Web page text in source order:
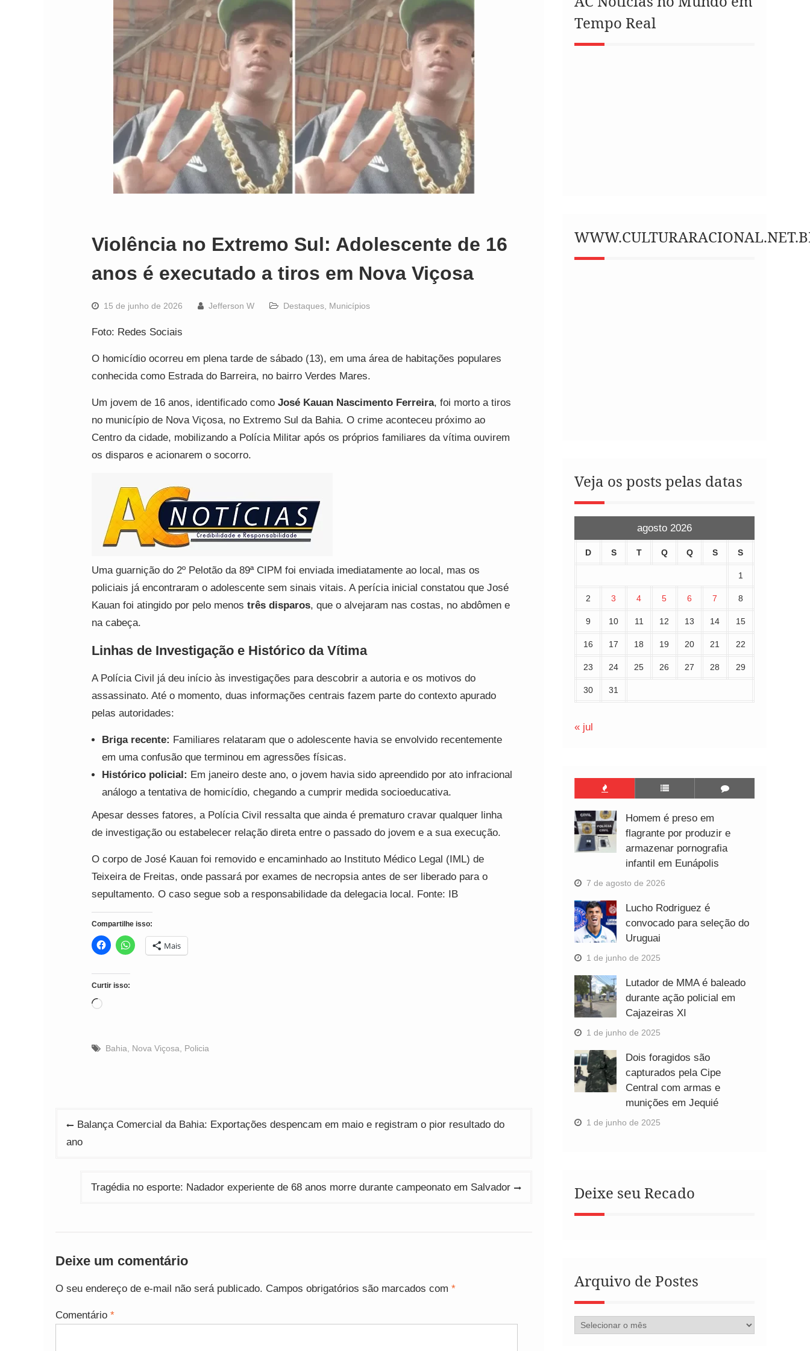
Violência no Extremo Sul: Adolescente de 16
anos é executado a tiros em Nova Viçosa
15 de junho de 2026 Jefferson W Destaques Municípios
Foto: Redes Sociais
O homicídio ocorreu em plena tarde de sábado (13), em uma área de habitações populares
conhecida como Estrada do Barreira, no bairro Verdes Mares.
Um jovem de 16 anos, identificado como José Kauan Nascimento Ferreira, foi morto a tiros
no município de Nova Viçosa, no Extremo Sul da Bahia. O crime aconteceu próximo ao
Centro da cidade, mobilizando a Polícia Militar após os próprios familiares da vítima ouvirem
os disparos e acionarem o socorro.
Uma guarnição do 2º Pelotão da 89ª CIPM foi enviada imediatamente ao local, mas os
policiais já encontraram o adolescente sem sinais vitais. A perícia inicial constatou que José
Kauan foi atingido por pelo menos três disparos, que o alvejaram nas costas, no abdômen e
na cabeça.
Linhas de Investigação e Histórico da Vítima
A Polícia Civil já deu início às investigações para descobrir a autoria e os motivos do
assassinato. Até o momento, duas informações centrais fazem parte do contexto apurado
pelas autoridades:
Briga recente: Familiares relataram que o adolescente havia se envolvido recentemente
em uma confusão que terminou em agressões físicas.
Histórico policial: Em janeiro deste ano, o jovem havia sido apreendido por ato infracional
análogo a tentativa de homicídio, chegando a cumprir medida socioeducativa.
Apesar desses fatores, a Polícia Civil ressalta que ainda é prematuro cravar qualquer linha
de investigação ou estabelecer relação direta entre o passado do jovem e a sua execução.
O corpo de José Kauan foi removido e encaminhado ao Instituto Médico Legal (IML) de
Teixeira de Freitas, onde passará por exames de necropsia antes de ser liberado para o
sepultamento. O caso segue sob a responsabilidade da delegacia local. Fonte: IB
Compartilhe isso:
Mais
Curtir isso:
Carregando...
Bahia Nova Viçosa Policia
Navegação
de
Balança Comercial da Bahia: Exportações despencam em maio e registram o pior resultado do
ano
Tragédia no esporte: Nadador experiente de 68 anos morre durante campeonato em Salvador
Deixe um comentário
O seu endereço de e-mail não será publicado. Campos obrigatórios são marcados com *
Comentário *
Tempo Real
Veja os posts pelas datas
agosto 2026
D S T Q Q S S
1
2 3 4 5 6 7 8
9 10 11 12 13 14 15
16 17 18 19 20 21 22
23 24 25 26 27 28 29
30 31
« jul
Homem é preso em
flagrante por produzir e
armazenar pornografia
infantil em Eunápolis
7 de agosto de 2026
Lucho Rodriguez é
convocado para seleção do
Uruguai
1 de junho de 2025
Lutador de MMA é baleado
durante ação policial em
Cajazeiras XI
1 de junho de 2025
Dois foragidos são
capturados pela Cipe
Central com armas e
munições em Jequié
1 de junho de 2025
Deixe seu Recado
Arquivo de Postes
Arquivo